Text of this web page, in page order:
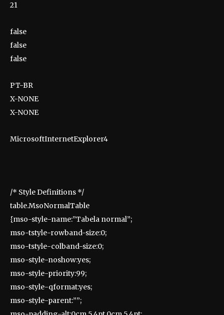
21
false
false
false
PT-BR
X-NONE
X-NONE
MicrosoftInternetExplorer4
/* Style Definitions */
table.MsoNormalTable
{mso-style-name:”Tabela normal”;
mso-tstyle-rowband-size:0;
mso-tstyle-colband-size:0;
mso-style-noshow:yes;
mso-style-priority:99;
mso-style-qformat:yes;
mso-style-parent:””;